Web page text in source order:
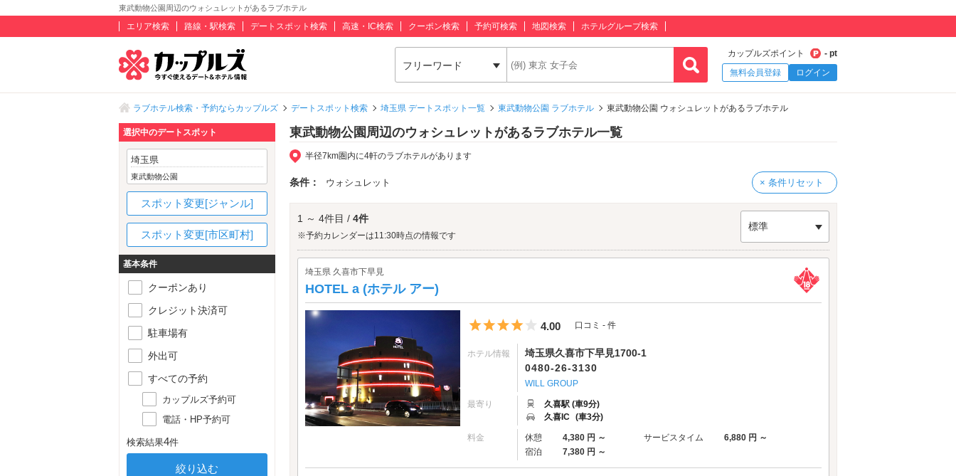
東武動物公園周辺のウォシュレットがあるラブホテル
エリア検索 路線・駅検索 デートスポット検索 高速・IC検索 クーポン検索 予約可検索 地図検索 ホテルグループ検索
フリーワード
カップルズポイント
- pt
無料会員登録
ログイン
ラブホテル検索・予約ならカップルズ デートスポット検索 埼玉県 デートスポット一覧 東武動物公園 ラブホテル 東武動物公園 ウォシュレットがあるラブホテル
東武動物公園周辺のウォシュレットがあるラブホテル一覧
半径7km圏内に4軒のラブホテルがあります
条件： ウォシュレット × 条件リセット
1 ～ 4件目 / 4件
※予約カレンダーは11:30時点の情報です
標準
埼玉県 久喜市下早見
HOTEL a (ホテル アー)
5つ星のうち4
4.00 口コミ - 件
ホテル情報
埼玉県久喜市下早見1700-1
0480-26-3130
WILL GROUP
最寄り
久喜駅 (車9分)
久喜IC (車3分)
料金 休憩 4,380 円 ～ サービスタイム
6,880 円 ～
宿泊
7,380 円 ～
選択中のデートスポット
埼玉県
東武動物公園
スポット変更[ジャンル]
スポット変更[市区町村]
基本条件
クーポンあり
クレジット決済可
駐車場有
外出可
すべての予約
カップルズ予約可
電話・HP予約可
検索結果4件